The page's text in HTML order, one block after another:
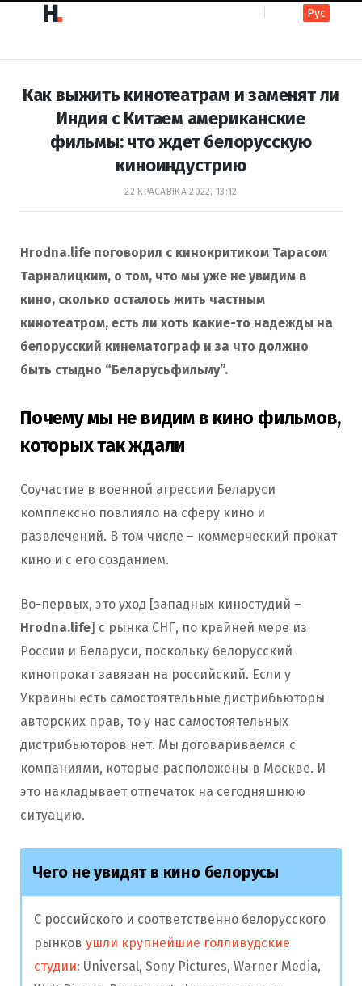
a
o
n
s
g
m
Рус
Как выжить кинотеатрам и заменят ли
Индия с Китаем американские
фильмы: что ждет белорусскую
киноиндустрию
22 КРАСАВІКА 2022, 13:12
Hrodna.life поговорил с кинокритиком Тарасом
Тарналицким, о том, что мы уже не увидим в
кино, сколько осталось жить частным
кинотеатром, есть ли хоть какие-то надежды на
белорусский кинематограф и за что должно
быть стыдно “Беларусьфильму”.
Почему мы не видим в кино фильмов,
которых так ждали
Соучастие в военной агрессии Беларуси
комплексно повлияло на сферу кино и
развлечений. В том числе – коммерческий прокат
кино и с его созданием.
Во-первых, это уход [западных киностудий –
Hrodna.life] с рынка СНГ, по крайней мере из
России и Беларуси, поскольку белорусский
кинопрокат завязан на российский. Если у
Украины есть самостоятельные дистрибьюторы
авторских прав, то у нас самостоятельных
дистрибьюторов нет. Мы договариваемся с
компаниями, которые расположены в Москве. И
это накладывает отпечаток на сегодняшнюю
ситуацию.
Чего не увидят в кино белорусы
С российского и соответственно белорусского
рынков ушли крупнейшие голливудские
студии: Universal, Sony Pictures, Warner Media,